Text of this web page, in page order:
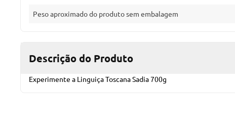
Peso aproximado do produto sem embalagem
Descrição do Produto
Experimente a Linguiça Toscana Sadia 700g